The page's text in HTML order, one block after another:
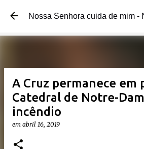
Pular para o conteúdo
Nossa Senhora cuida de mim -
A Cruz permanece em
Catedral de Notre-
incêndio
em abril 16, 2019